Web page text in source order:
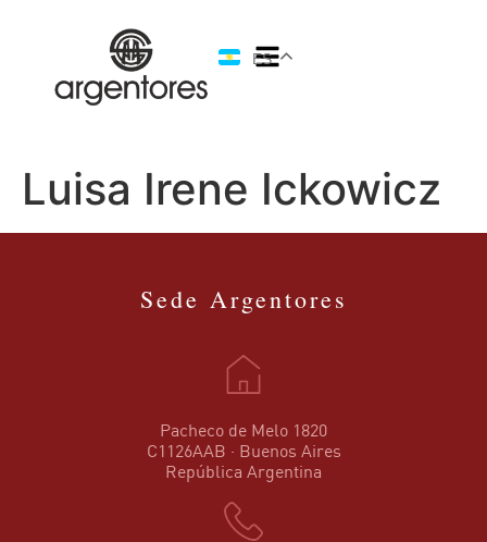
ES
Luisa Irene Ickowicz
Sede Argentores
Pacheco de Melo 1820
C1126AAB · Buenos Aires
República Argentina